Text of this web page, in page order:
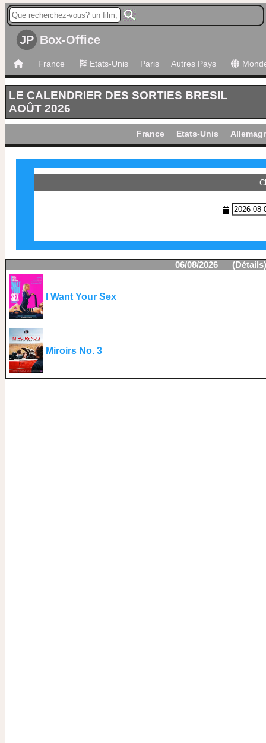
JP Box-Office
France Etats-Unis Paris Autres Pays
LE CALENDRIER DES SORTIES BRESIL
AOÛT 2026
France Etats-Unis
06/08/2026 (Détails)
I Want Your Sex
Miroirs No. 3